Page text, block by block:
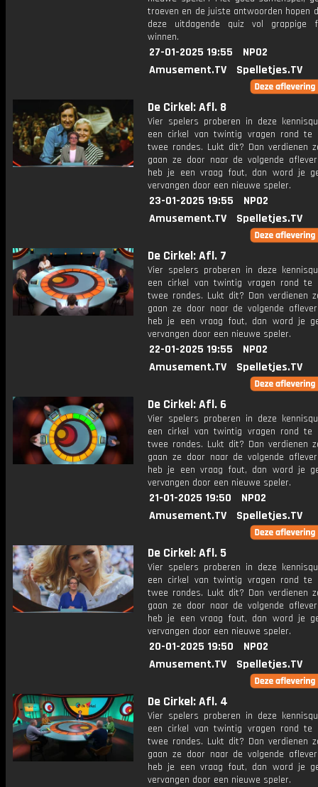
troeven en de juiste antwoorden hopen
deze uitdagende quiz vol grappige
winnen.
27-01-2025 19:55
NPO2
Amusement.TV
Spelletjes.TV
De Cirkel: Afl. 8
Vier spelers proberen in deze
een cirkel van twintig vragen rond te
twee rondes. Lukt dit? Dan verdienen
gaan ze door naar de volgende
heb je een vraag fout, dan word je
vervangen door een nieuwe speler.
23-01-2025 19:55
NPO2
Amusement.TV
Spelletjes.TV
De Cirkel: Afl. 7
Vier spelers proberen in deze
een cirkel van twintig vragen rond te
twee rondes. Lukt dit? Dan verdienen
gaan ze door naar de volgende
heb je een vraag fout, dan word je
vervangen door een nieuwe speler.
22-01-2025 19:55
NPO2
Amusement.TV
Spelletjes.TV
De Cirkel: Afl. 6
Vier spelers proberen in deze
een cirkel van twintig vragen rond te
twee rondes. Lukt dit? Dan verdienen
gaan ze door naar de volgende
heb je een vraag fout, dan word je
vervangen door een nieuwe speler.
21-01-2025 19:50
NPO2
Amusement.TV
Spelletjes.TV
De Cirkel: Afl. 5
Vier spelers proberen in deze
een cirkel van twintig vragen rond te
twee rondes. Lukt dit? Dan verdienen
gaan ze door naar de volgende
heb je een vraag fout, dan word je
vervangen door een nieuwe speler.
20-01-2025 19:50
NPO2
Amusement.TV
Spelletjes.TV
De Cirkel: Afl. 4
Vier spelers proberen in deze
een cirkel van twintig vragen rond te
twee rondes. Lukt dit? Dan verdienen
gaan ze door naar de volgende
heb je een vraag fout, dan word je
vervangen door een nieuwe speler.